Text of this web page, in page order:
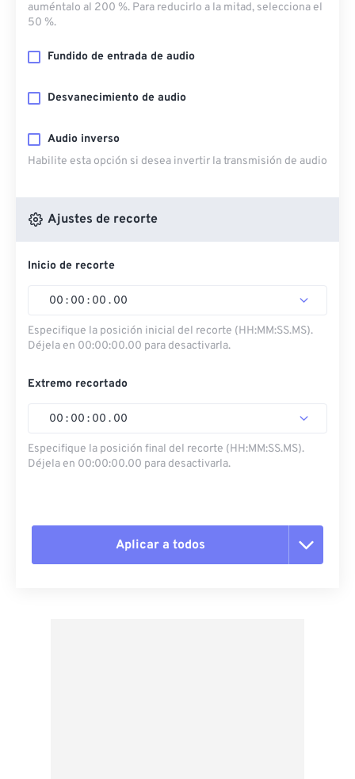
auméntalo al 200 %. Para reducirlo a la mitad, selecciona el
50 %.
Fundido de entrada de audio
Desvanecimiento de audio
Audio inverso
Habilite esta opción si desea invertir la transmisión de audio
Ajustes de recorte
Inicio de recorte
00 : 00 : 00 . 00
Especifique la posición inicial del recorte (HH:MM:SS.MS).
Déjela en 00:00:00.00 para desactivarla.
Extremo recortado
00 : 00 : 00 . 00
Especifique la posición final del recorte (HH:MM:SS.MS).
Déjela en 00:00:00.00 para desactivarla.
Aplicar a todos